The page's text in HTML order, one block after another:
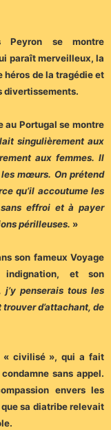
Peyron se montre
paraît merveilleux, la
héros de la tragédie et
divertissements.
au Portugal se montre
singulièrement aux
aux femmes. Il
les mœurs. On prétend
qu’il accoutume les
effroi et à payer
périlleuses. »
son fameux Voyage
et son
penserais tous les
d’attachant, de
« civilisé », qui a fait
sans appel.
envers les
sa diatribe relevait